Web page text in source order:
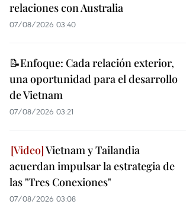
relaciones con Australia
07/08/2026 03:40
📝Enfoque: Cada relación exterior,
una oportunidad para el desarrollo
de Vietnam
07/08/2026 03:21
Vietnam y Tailandia
acuerdan impulsar la estrategia de
las "Tres Conexiones"
07/08/2026 03:08